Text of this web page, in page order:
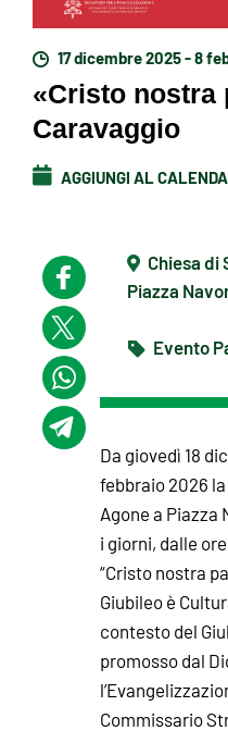
17 dicembre 2025 - 8
«Cristo nostra
Caravaggio
AGGIUNGI AL
Chiesa di
Piazza
Evento
Da giovedì 18
febbraio 2026 la
Agone a Piazza
i giorni, dalle
“Cristo nostra
Giubileo è
contesto del
promosso dal
Commissario